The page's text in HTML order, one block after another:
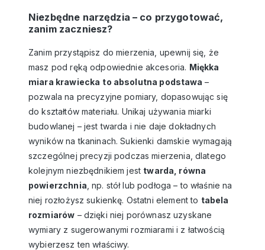
Niezbędne narzędzia – co przygotować,
zanim zaczniesz?
Zanim przystąpisz do mierzenia, upewnij się, że
masz pod ręką odpowiednie akcesoria. Miękka
miara krawiecka to absolutna podstawa –
pozwala na precyzyjne pomiary, dopasowując się
do kształtów materiału. Unikaj używania miarki
budowlanej – jest twarda i nie daje dokładnych
wyników na tkaninach.Sukienki damskie wymagają
szczególnej precyzji podczas mierzenia, dlatego
kolejnym niezbędnikiem jest twarda, równa
powierzchnia , np. stół lub podłoga – to właśnie na
niej rozłożysz sukienkę. Ostatni element to tabela
rozmiarów – dzięki niej porównasz uzyskane
wymiary z sugerowanymi rozmiarami i z łatwością
wybierzesz ten właściwy.